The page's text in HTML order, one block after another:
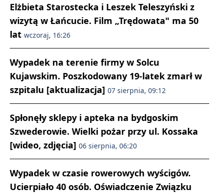
Elżbieta Starostecka i Leszek Teleszyński z
wizytą w Łańcucie. Film „Trędowata" ma 50
lat wczoraj, 16:26
Wypadek na terenie firmy w Solcu
Kujawskim. Poszkodowany 19-latek zmarł w
szpitalu [aktualizacja] 07 sierpnia, 09:12
Spłonęły sklepy i apteka na bydgoskim
Szwederowie. Wielki pożar przy ul. Kossaka
[wideo, zdjęcia] 06 sierpnia, 06:20
Wypadek w czasie rowerowych wyścigów.
Ucierpiało 40 osób. Oświadczenie Związku